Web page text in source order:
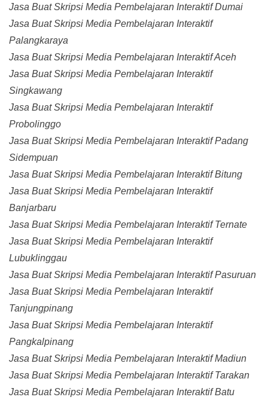
Jasa Buat Skripsi Media Pembelajaran Interaktif Dumai
Jasa Buat Skripsi Media Pembelajaran Interaktif
Palangkaraya
Jasa Buat Skripsi Media Pembelajaran Interaktif Aceh
Jasa Buat Skripsi Media Pembelajaran Interaktif
Singkawang
Jasa Buat Skripsi Media Pembelajaran Interaktif
Probolinggo
Jasa Buat Skripsi Media Pembelajaran Interaktif Padang
Sidempuan
Jasa Buat Skripsi Media Pembelajaran Interaktif Bitung
Jasa Buat Skripsi Media Pembelajaran Interaktif
Banjarbaru
Jasa Buat Skripsi Media Pembelajaran Interaktif Ternate
Jasa Buat Skripsi Media Pembelajaran Interaktif
Lubuklinggau
Jasa Buat Skripsi Media Pembelajaran Interaktif Pasuruan
Jasa Buat Skripsi Media Pembelajaran Interaktif
Tanjungpinang
Jasa Buat Skripsi Media Pembelajaran Interaktif
Pangkalpinang
Jasa Buat Skripsi Media Pembelajaran Interaktif Madiun
Jasa Buat Skripsi Media Pembelajaran Interaktif Tarakan
Jasa Buat Skripsi Media Pembelajaran Interaktif Batu